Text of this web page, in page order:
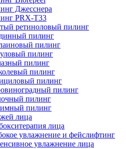
Джесснера
PRX-T33
ретиноловый пилинг
пилинг
пилинг
пилинг
пилинг
пилинг
пилинг
пилинг
пилинг
пилинг
лица
лица
увлажнение и фейслифтинг
увлажнение лица